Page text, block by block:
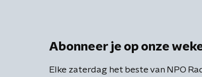
Abonneer je op onze
Elke zaterdag het beste van NPO